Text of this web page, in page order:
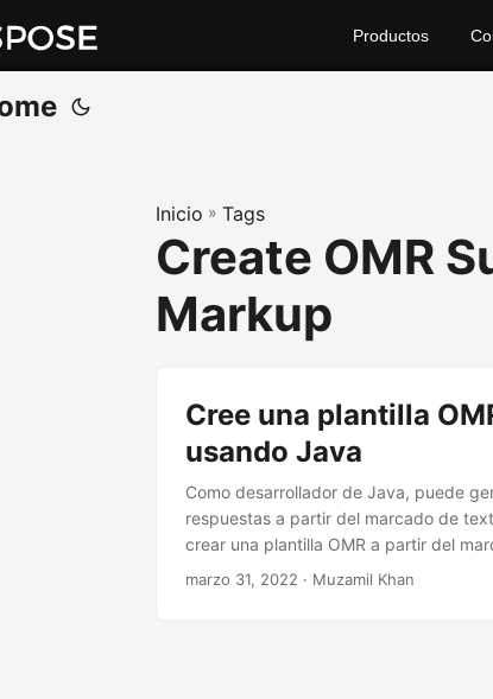
Productos
Inicio » Tags
Create OMR
Markup
Cree una plantilla
usando Java
Como desarrollador de Java, puede
respuestas a partir del marcado de
crear una plantilla OMR a partir del
marzo 31, 2022 · Muzamil Khan